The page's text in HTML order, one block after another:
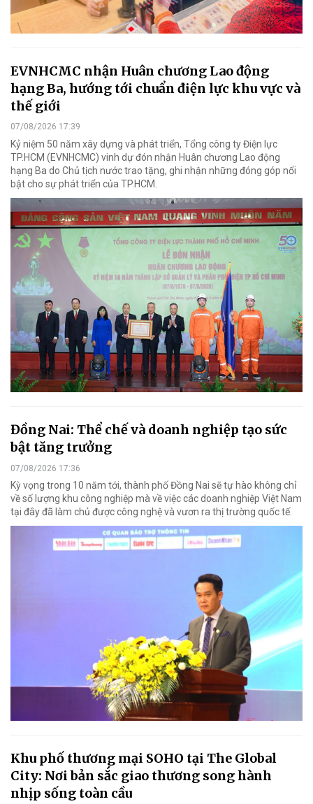
EVNHCMC nhận Huân chương Lao động
hạng Ba, hướng tới chuẩn điện lực khu vực và
thế giới
07/08/2026 17:39
Kỷ niệm 50 năm xây dựng và phát triển, Tổng công ty Điện lực
TP.HCM (EVNHCMC) vinh dự đón nhận Huân chương Lao động
hạng Ba do Chủ tịch nước trao tặng, ghi nhận những đóng góp nổi
bật cho sự phát triển của TP.HCM.
Đồng Nai: Thể chế và doanh nghiệp tạo sức
bật tăng trưởng
07/08/2026 17:36
Kỳ vọng trong 10 năm tới, thành phố Đồng Nai sẽ tự hào không chỉ
về số lượng khu công nghiệp mà về việc các doanh nghiệp Việt Nam
tại đây đã làm chủ được công nghệ và vươn ra thị trường quốc tế.
Khu phố thương mại SOHO tại The Global
City: Nơi bản sắc giao thương song hành
nhịp sống toàn cầu